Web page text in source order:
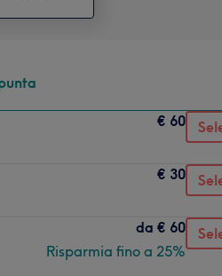
€ 60
€ 30
da € 60
Risparmia fino a 25%